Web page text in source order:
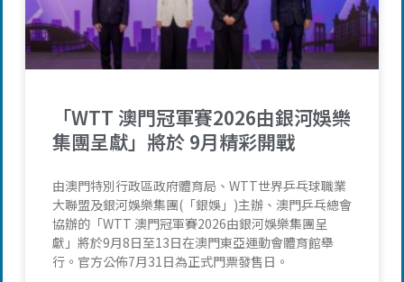
「WTT 澳門冠軍賽2026由銀河娛樂
集團呈獻」將於 9月精彩開戰
由澳門特別行政區政府體育局、WTT世界乒乓球職業
大聯盟及銀河娛樂集團(「銀娛」)主辦、澳門乒乓總會
協辦的「WTT 澳門冠軍賽2026由銀河娛樂集團呈
獻」將於9月8日至13日在澳門東亞運動會體育館舉
行。官方公佈7月31日為正式門票發售日。